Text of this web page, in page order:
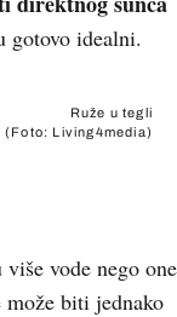
gotovo idealni.
Ruže u tegli
(Foto: Living4media)
vode nego one
može biti jednako